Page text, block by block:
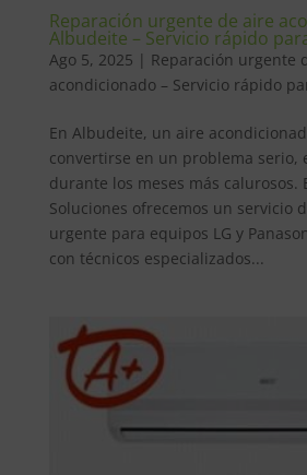
Reparación urgente de aire
Albudeite – Servicio rápido
Ago 5, 2025 | Reparación urgente
acondicionado – Servicio rápido
En Albudeite, un aire
convertirse en un problema serio,
durante los meses más calurosos.
Soluciones ofrecemos un servicio
urgente para equipos LG y
con técnicos especializados...